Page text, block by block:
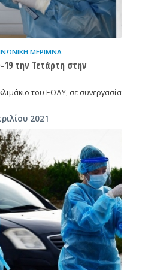
ΜΈΡΙΜΝΑ
19 την Τετάρτη στην
του ΕΟΔΥ, σε συνεργασία
2021